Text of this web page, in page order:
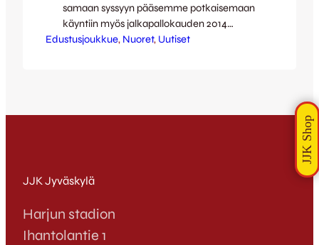
samaan syssyyn pääsemme potkaisemaan
käyntiin myös jalkapallokauden 2014
Jyväskylässä. Edustusjoukkueen
kilvoittelevat paikasta kesällä pelattavassa
paikalta löytyy kahvio. Kymmenen
Edustusjoukkue, Nuoret, Uutiset
JJK Jyväskylä
Harjun stadion
Ihantolantie 1